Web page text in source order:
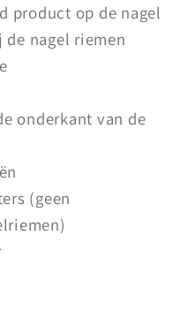
product op de nagel
nagel riemen
onderkant van de
(geen